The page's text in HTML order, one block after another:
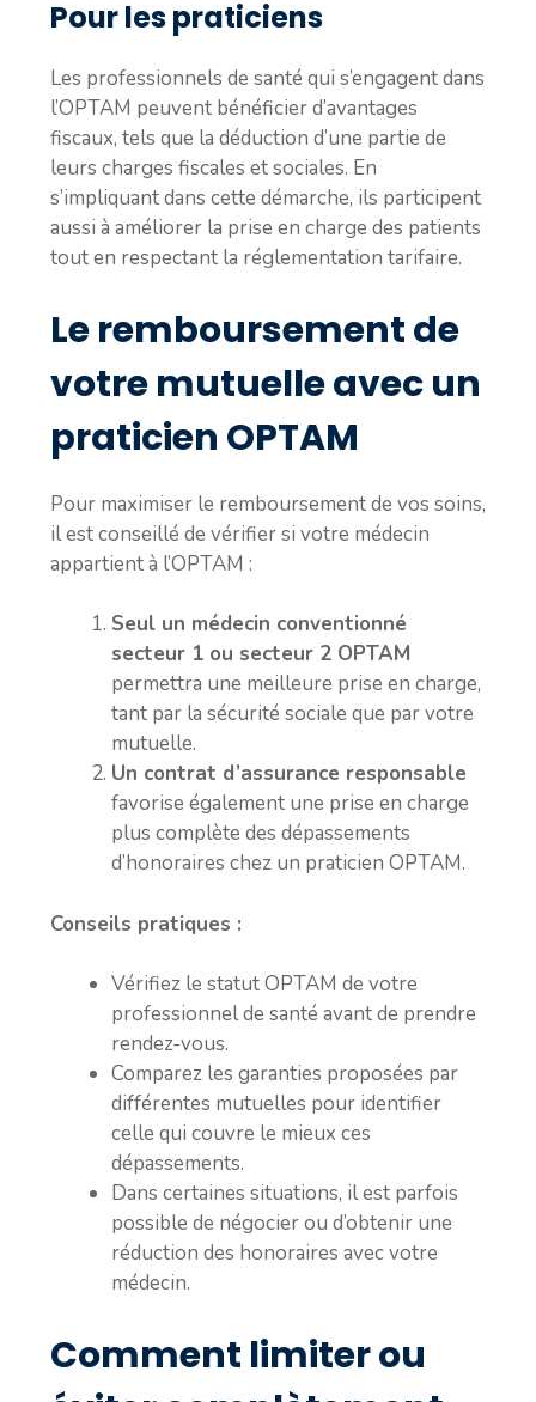
Pour les praticiens
Les professionnels de santé qui s’engagent dans
l’OPTAM peuvent bénéficier d’avantages
fiscaux, tels que la déduction d’une partie de
leurs charges fiscales et sociales. En
s’impliquant dans cette démarche, ils participent
aussi à améliorer la prise en charge des patients
tout en respectant la réglementation tarifaire.
Le remboursement de
votre mutuelle avec un
praticien OPTAM
Pour maximiser le remboursement de vos soins,
il est conseillé de vérifier si votre médecin
appartient à l’OPTAM :
Seul un médecin conventionné
secteur 1 ou secteur 2 OPTAM
permettra une meilleure prise en charge,
tant par la sécurité sociale que par votre
mutuelle.
Un contrat d’assurance responsable
favorise également une prise en charge
plus complète des dépassements
d’honoraires chez un praticien OPTAM.
Conseils pratiques :
Vérifiez le statut OPTAM de votre
professionnel de santé avant de prendre
rendez-vous.
Comparez les garanties proposées par
différentes mutuelles pour identifier
celle qui couvre le mieux ces
dépassements.
Dans certaines situations, il est parfois
possible de négocier ou d’obtenir une
réduction des honoraires avec votre
médecin.
Comment limiter ou